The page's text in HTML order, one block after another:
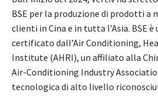
BSE per la produzione di prodotti a
clienti in Cina e in tutta l’Asia. BSE
certificato dall’Air Conditioning,
Institute (AHRI), un affiliato alla
Air-Conditioning Industry
tecnologica di alto livello